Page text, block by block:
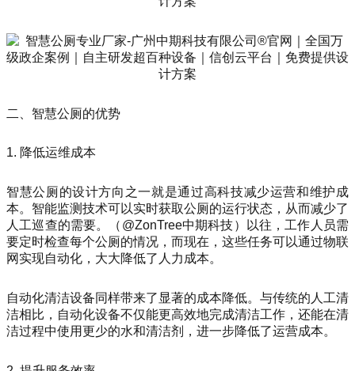
二、智慧公厕的优势
1. 降低运维成本
智慧公厕的设计方向之一就是通过高科技减少运营和维护成
本。智能监测技术可以实时获取公厕的运行状态，从而减少了
人工巡查的需要。（@ZonTree中期科技）以往，工作人员需
要定时检查每个公厕的情况，而现在，这些任务可以通过物联
网实现自动化，大大降低了人力成本。
自动化清洁设备同样带来了显著的成本降低。与传统的人工清
洁相比，自动化设备不仅能更高效地完成清洁工作，还能在清
洁过程中使用更少的水和清洁剂，进一步降低了运营成本。